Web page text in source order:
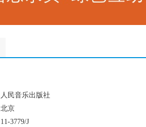
人民音乐出版社
北京
11-3779/J